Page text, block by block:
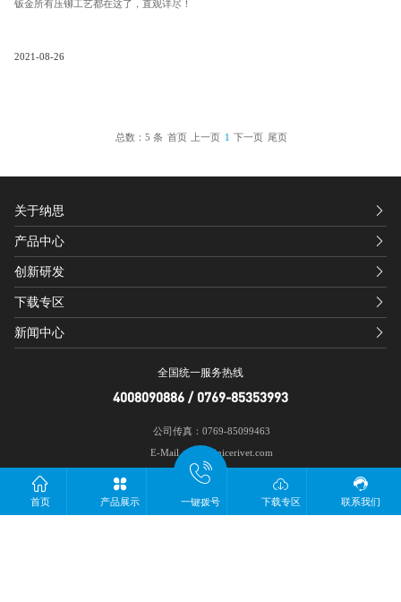
钣金所有压铆工艺都在这了，直观详尽！
2021-08-26
总数：5 条 首页 上一页 1 下一页 尾页
关于纳思
产品中心
创新研发
下载专区
新闻中心
全国统一服务热线
4008090886 / 0769-85353993
公司传真：0769-85099463
E-Mail：sales@nicerivet.com
网址：http://www.nicenct.com/
公司地址：广东省东莞市寮步镇金松路251号
首页 产品展示 一键拨号 下载专区 联系我们